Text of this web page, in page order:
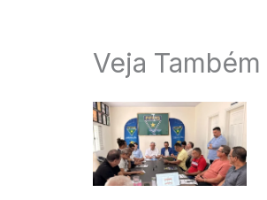
Veja Também